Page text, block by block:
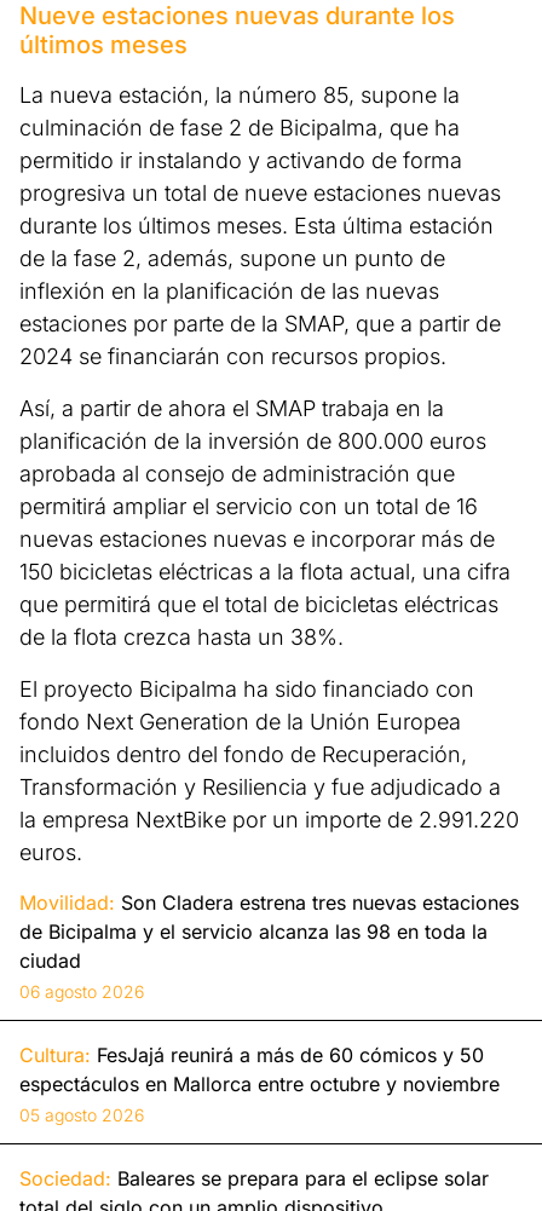
Nueve estaciones nuevas durante los
últimos meses
La nueva estación, la número 85, supone la
culminación de fase 2 de Bicipalma, que ha
permitido ir instalando y activando de forma
progresiva un total de nueve estaciones nuevas
durante los últimos meses. Esta última estación
de la fase 2, además, supone un punto de
inflexión en la planificación de las nuevas
estaciones por parte de la SMAP, que a partir de
2024 se financiarán con recursos propios.
Así, a partir de ahora el SMAP trabaja en la
planificación de la inversión de 800.000 euros
aprobada al consejo de administración que
permitirá ampliar el servicio con un total de 16
nuevas estaciones nuevas e incorporar más de
150 bicicletas eléctricas a la flota actual, una cifra
que permitirá que el total de bicicletas eléctricas
de la flota crezca hasta un 38%.
El proyecto Bicipalma ha sido financiado con
fondo Next Generation de la Unión Europea
incluidos dentro del fondo de Recuperación,
Transformación y Resiliencia y fue adjudicado a
la empresa NextBike por un importe de 2.991.220
euros.
Movilidad: Son Cladera estrena tres nuevas estaciones
de Bicipalma y el servicio alcanza las 98 en toda la
ciudad
06 agosto 2026
Cultura: FesJajá reunirá a más de 60 cómicos y 50
espectáculos en Mallorca entre octubre y noviembre
05 agosto 2026
Sociedad: Baleares se prepara para el eclipse solar